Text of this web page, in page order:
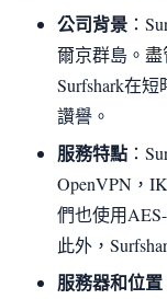
公司背景 ：
爾京群島。盡
Surfshark在
讚譽。
服務特點 ：
OpenVPN，
們也使用
此外，
服務器和位置